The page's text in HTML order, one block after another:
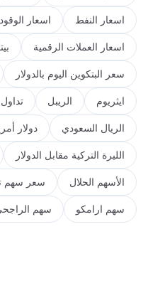
اسعار النفط اسعار الوقود
اسعار العملات الرقمية
سعر البتكوين اليوم بالدولار
ايثريوم الريبل
الريال السعودي دولار
الليرة التركية مقابل الدولار
الأسهم الحلال سعر سهم
سهم ارامكو سهم